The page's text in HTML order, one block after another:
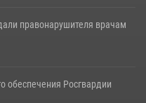
правонарушителя врачам
обеспечения Росгвардии